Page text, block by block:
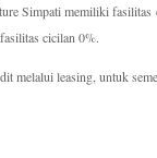
Simpati memiliki
cicilan 0%.
melalui leasing, untuk